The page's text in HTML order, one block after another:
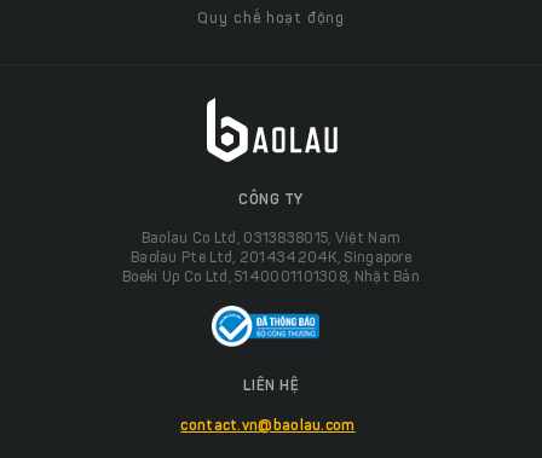
Quy chế hoạt động
CÔNG TY
Baolau Co Ltd, 0313838015, Việt Nam
Baolau Pte Ltd, 201434204K, Singapore
Boeki Up Co Ltd, 5140001101308, Nhật Bản
LIÊN HỆ
contact.vn@baolau.com